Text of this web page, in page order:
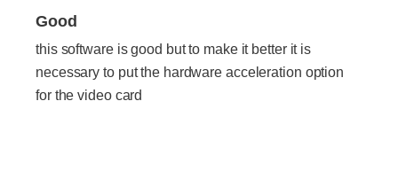
Good
this software is good but to make it better it is
necessary to put the hardware acceleration option
for the video card